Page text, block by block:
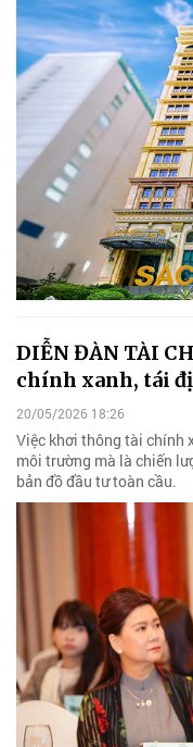
DIỄN ĐÀN TÀI
chính xanh, tái
20/05/2026 18:26
Việc khơi thông tài chính
môi trường mà là chiến
bản đồ đầu tư toàn cầu.